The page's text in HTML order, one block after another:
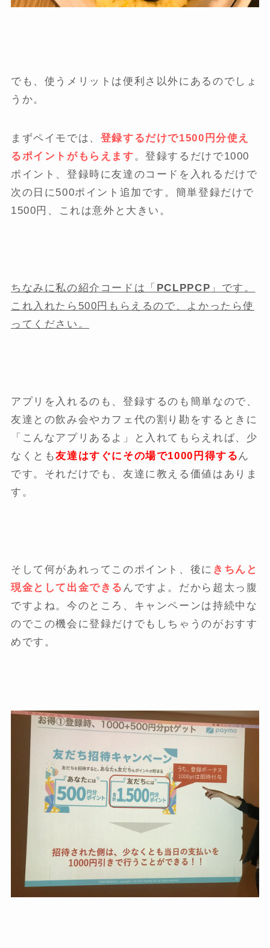
でも、使うメリットは便利さ以外にあるのでしょ
うか。
まずペイモでは、 登録するだけで1500円分使え
るポイントがもらえます。登録するだけで1000
ポイント、登録時に友達のコードを入れるだけで
次の日に500ポイント追加です。簡単登録だけで
1500円、これは意外と大きい。
ちなみに私の紹介コードは「 PCLPPCP 」です。
これ入れたら500円もらえるので、よかったら使
ってください。
アプリを入れるのも、登録するのも簡単なので、
友達との飲み会やカフェ代の割り勘をするときに
「こんなアプリあるよ」と入れてもらえれば、少
なくとも友達はすぐにその場で1000円得するん
です。それだけでも、友達に教える価値はありま
す。
そして何があれってこのポイント、後に きちんと
現金として出金できる んですよ。だから超太っ腹
ですよね。今のところ、キャンペーンは持続中な
のでこの機会に登録だけでもしちゃうのがおすす
めです。